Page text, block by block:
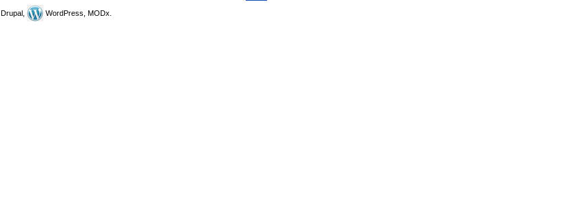
Drupal, WordPress, MODx.